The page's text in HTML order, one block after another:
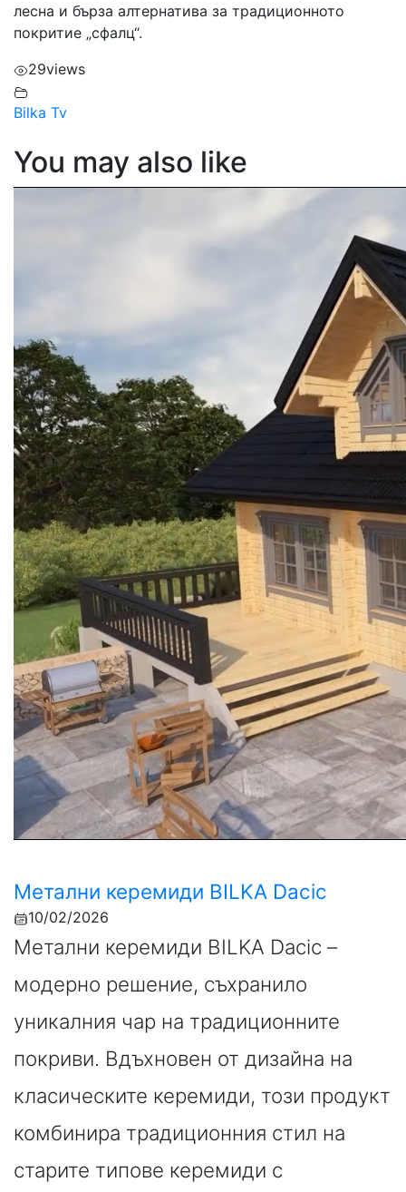
лесна и бърза алтернатива за традиционното
покритие „сфалц“.
29views
Bilka Tv
You may also like
Метални керемиди BILKA Dacic
10/02/2026
Метални керемиди BILKA Dacic –
модерно решение, съхранило
уникалния чар на традиционните
покриви. Вдъхновен от дизайна на
класическите керемиди, този продукт
комбинира традиционния стил на
старите типове керемиди с